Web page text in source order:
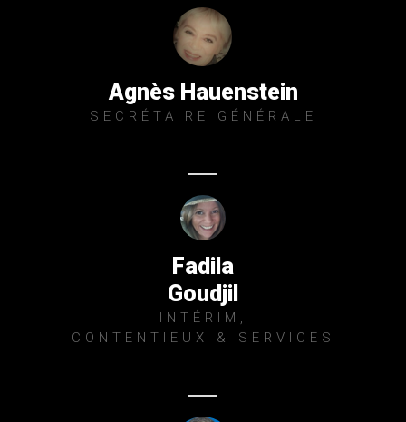
Agnès Hauenstein
SECRÉTAIRE GÉNÉRALE
Fadila
Goudjil
INTÉRIM,
CONTENTIEUX & SERVICES